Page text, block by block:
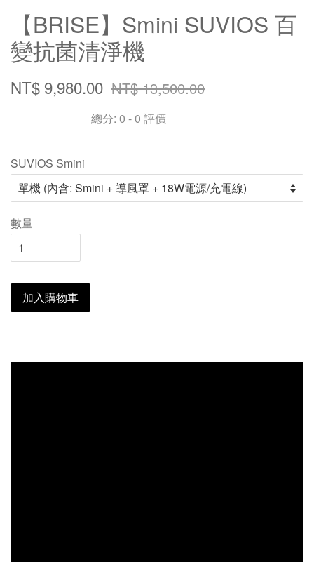
【BRISE】Smini SUVIOS 百
變抗菌清淨機
NT$ 9,980.00 NT$ 13,500.00
總分: 0 -0 評價
SUVIOS Smini
數量
加入購物車